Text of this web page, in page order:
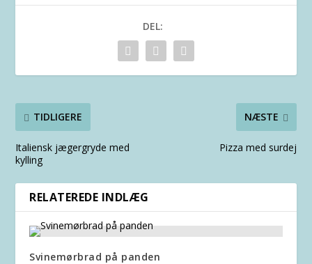
DEL:
TIDLIGERE
Italiensk jægergryde med
kylling
NÆSTE
Pizza med surdej
RELATEREDE INDLÆG
Svinemørbrad på panden